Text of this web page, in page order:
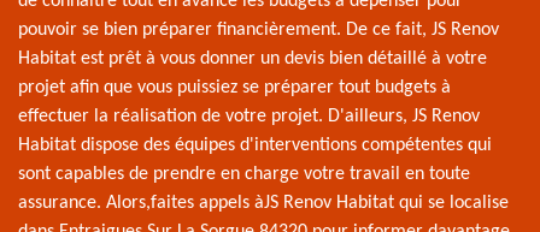
pouvoir se bien préparer financièrement. De ce fait, JS Renov
Habitat est prêt à vous donner un devis bien détaillé à votre
projet afin que vous puissiez se préparer tout budgets à
effectuer la réalisation de votre projet. D'ailleurs, JS Renov
Habitat dispose des équipes d'interventions compétentes qui
sont capables de prendre en charge votre travail en toute
assurance. Alors,faites appels àJS Renov Habitat qui se localise